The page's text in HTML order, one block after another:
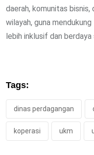
daerah, komunitas bisnis,
wilayah, guna
lebih inklusif dan berdaya
Tags:
dinas perdagangan
koperasi ukm